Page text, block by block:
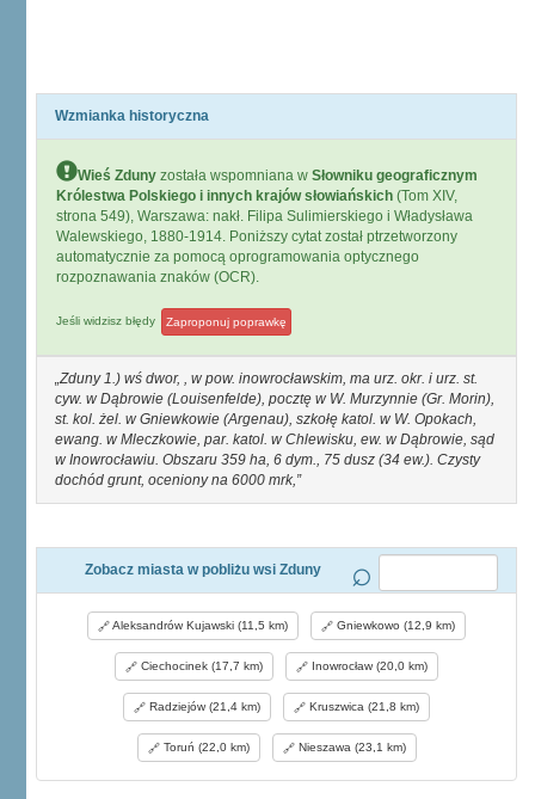
Wzmianka historyczna
Wieś Zduny została wspomniana w Słowniku geograficznym
Królestwa Polskiego i innych krajów słowiańskich (Tom XIV,
strona 549), Warszawa: nakł. Filipa Sulimierskiego i Władysława
Walewskiego, 1880-1914. Poniższy cytat został ptrzetworzony
automatycznie za pomocą oprogramowania optycznego
rozpoznawania znaków (OCR).
Jeśli widzisz błędy Zaproponuj poprawkę
Zduny 1.) wś dwor, , w pow. inowrocławskim, ma urz. okr. i urz. st.
cyw. w Dąbrowie (Louisenfelde), pocztę w W. Murzynnie (Gr. Morin),
st. kol. żel. w Gniewkowie (Argenau), szkołę katol. w W. Opokach,
ewang. w Mleczkowie, par. katol. w Chlewisku, ew. w Dąbrowie, sąd
w Inowrocławiu. Obszaru 359 ha, 6 dym., 75 dusz (34 ew.). Czysty
dochód grunt, oceniony na 6000 mrk,
Zobacz miasta w pobliżu wsi Zduny
Aleksandrów Kujawski (11,5 km) Gniewkowo (12,9 km)
Ciechocinek (17,7 km) Inowrocław (20,0 km)
Radziejów (21,4 km) Kruszwica (21,8 km)
Toruń (22,0 km) Nieszawa (23,1 km)